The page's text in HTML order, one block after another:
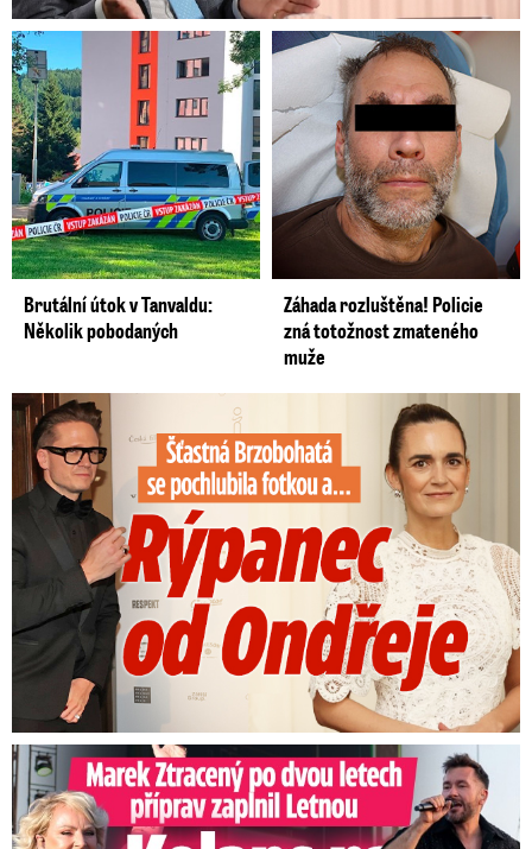
Brutální útok v Tanvaldu:
Několik pobodaných
Záhada rozluštěna! Policie
zná totožnost zmateného
muže
Šťastná Brzobohatá se pochlubila fotkou: Rýpanec od Ondřeje
Marek Ztracený na Letné: Pártlová zastavila koncert